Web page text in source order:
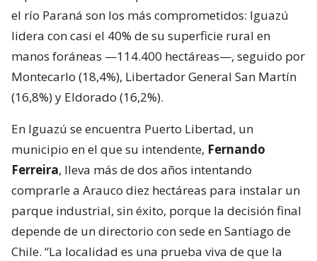
el río Paraná son los más comprometidos: Iguazú
lidera con casi el 40% de su superficie rural en
manos foráneas —114.400 hectáreas—, seguido por
Montecarlo (18,4%), Libertador General San Martín
(16,8%) y Eldorado (16,2%).
En Iguazú se encuentra Puerto Libertad, un
municipio en el que su intendente, Fernando
Ferreira, lleva más de dos años intentando
comprarle a Arauco diez hectáreas para instalar un
parque industrial, sin éxito, porque la decisión final
depende de un directorio con sede en Santiago de
Chile. “La localidad es una prueba viva de que la